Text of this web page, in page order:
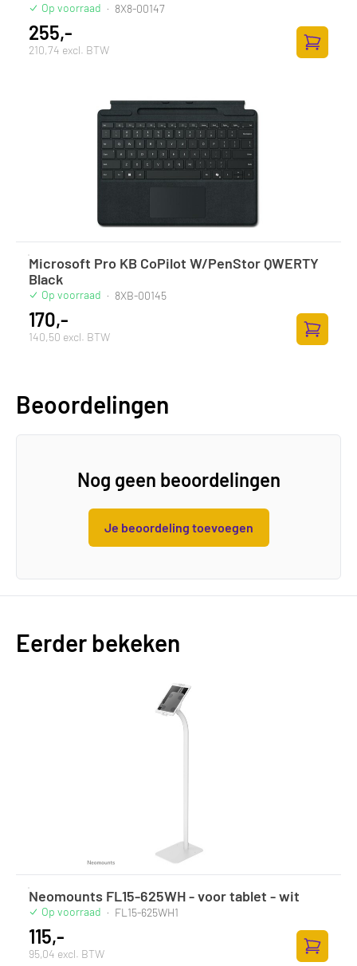
Op voorraad · 8X8-00147
255,-
210,74 excl. BTW
Microsoft Pro KB CoPilot W/PenStor QWERTY
Black
Op voorraad · 8XB-00145
170,-
140,50 excl. BTW
Beoordelingen
Nog geen beoordelingen
Je beoordeling toevoegen
Eerder bekeken
Neomounts FL15-625WH - voor tablet - wit
Op voorraad · FL15-625WH1
115,-
95,04 excl. BTW